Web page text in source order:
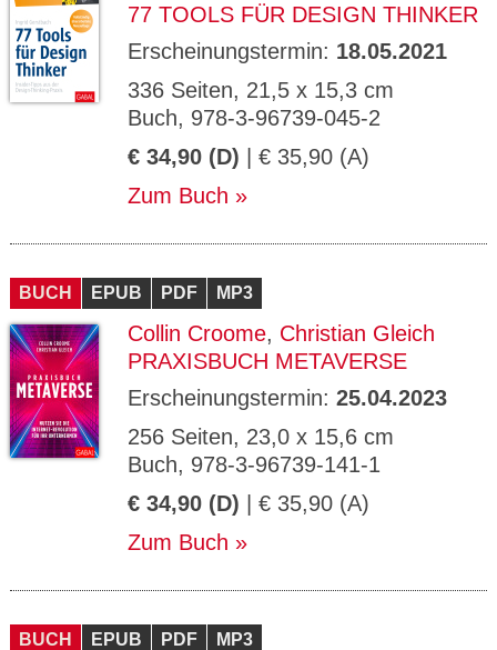
77 TOOLS FÜR DESIGN THINKER
Erscheinungstermin: 18.05.2021
336 Seiten, 21,5 x 15,3 cm
Buch, 978-3-96739-045-2
€ 34,90 (D) | € 35,90 (A)
Zum Buch
BUCH EPUB PDF MP3
Collin Croome, Christian Gleich
PRAXISBUCH METAVERSE
Erscheinungstermin: 25.04.2023
256 Seiten, 23,0 x 15,6 cm
Buch, 978-3-96739-141-1
€ 34,90 (D) | € 35,90 (A)
Zum Buch
BUCH EPUB PDF MP3